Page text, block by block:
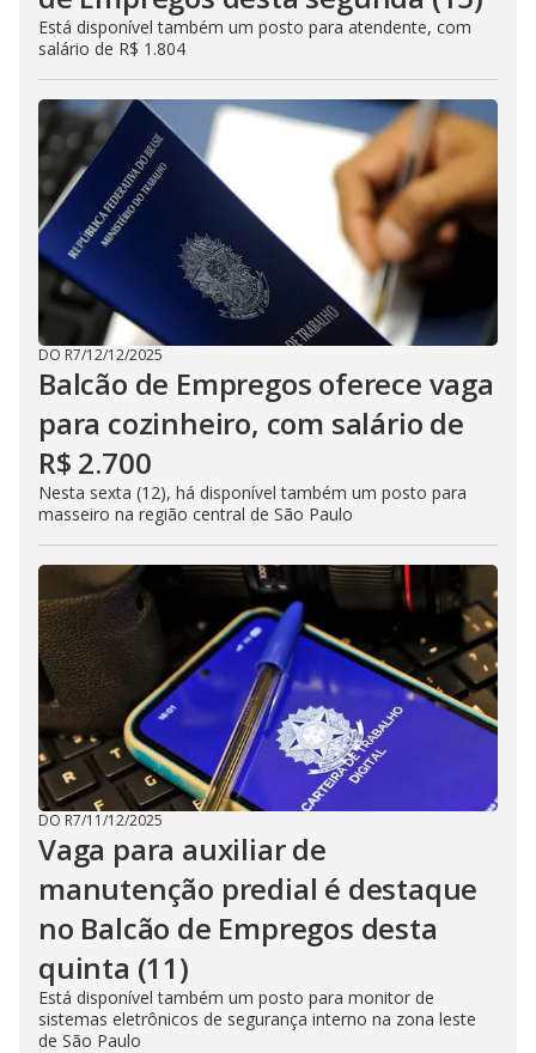
Está disponível também um posto para atendente, com
salário de R$ 1.804
DO R7/12/12/2025
Balcão de Empregos oferece vaga
para cozinheiro, com salário de
R$ 2.700
Nesta sexta (12), há disponível também um posto para
masseiro na região central de São Paulo
DO R7/11/12/2025
Vaga para auxiliar de
manutenção predial é destaque
no Balcão de Empregos desta
quinta (11)
Está disponível também um posto para monitor de
sistemas eletrônicos de segurança interno na zona leste
de São Paulo